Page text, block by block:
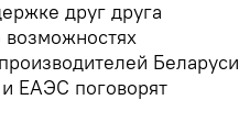
друг друга
Беларуси
ЕАЭС поговорят